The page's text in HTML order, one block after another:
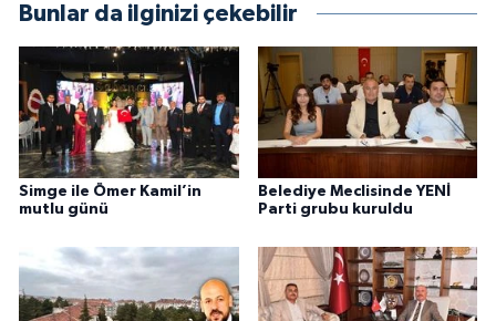
Bunlar da ilginizi çekebilir
Simge ile Ömer Kamil’in
mutlu günü
Belediye Meclisinde YENİ
Parti grubu kuruldu